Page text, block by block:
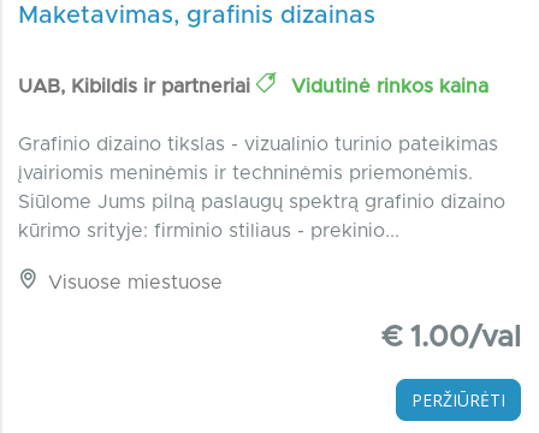
Maketavimas, grafinis dizainas
UAB, Kibildis ir partneriai Vidutinė rinkos kaina
Grafinio dizaino tikslas - vizualinio turinio pateikimas
įvairiomis meninėmis ir techninėmis priemonėmis.
Siūlome Jums pilną paslaugų spektrą grafinio dizaino
kūrimo srityje: firminio stiliaus - prekinio...
Visuose miestuose
€ 1.00/val
PERŽIŪRĖTI